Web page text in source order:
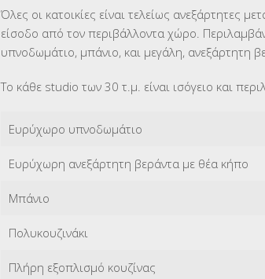
Όλες οι κατοικίες είναι τελείως ανεξάρτητες
είσοδο από τον περιβάλλοντα χώρο.
υπνοδωμάτιο, μπάνιο, και μεγάλη, ανεξάρτητη
Το κάθε studio των 30 τ.μ. είναι ισόγειο και
Ευρύχωρο υπνοδωμάτιο
Ευρύχωρη ανεξάρτητη βεράντα με θέα κήπο
Μπάνιο
Πολυκουζινάκι
Πλήρη εξοπλισμό κουζίνας